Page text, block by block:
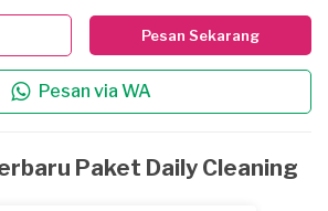
Pesan Sekarang
Pesan via WA
Paket Daily Cleaning